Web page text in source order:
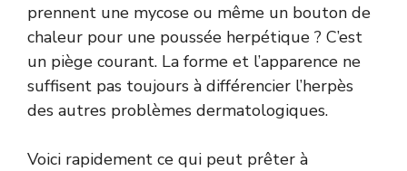
prennent une mycose ou même un bouton de
chaleur pour une poussée herpétique ? C’est
un piège courant. La forme et l’apparence ne
suffisent pas toujours à différencier l’herpès
des autres problèmes dermatologiques.
Voici rapidement ce qui peut prêter à